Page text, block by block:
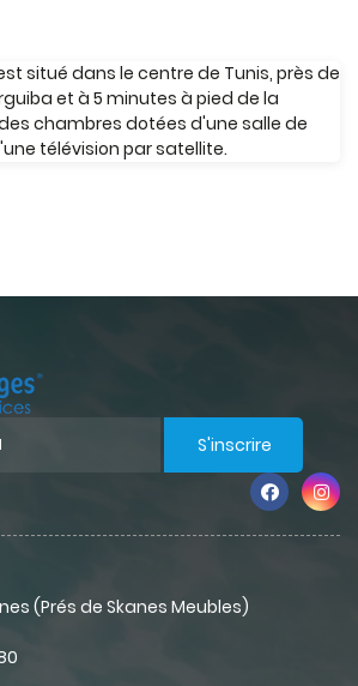
situé dans le centre de Tunis, près de
et à 5 minutes à pied de la
chambres dotées d'une salle de
télévision par satellite.
S'inscrire
(Prés de Skanes Meubles)